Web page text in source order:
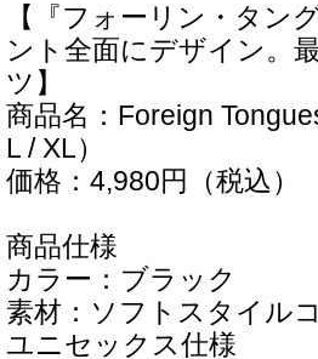
【『フォーリン・タン
ント全面にデザイン。
ツ】
商品名：Foreign
L / XL）
価格：4,980円（税込）
商品仕様
カラー：ブラック
素材：ソフトスタイル
ユニセックス仕様